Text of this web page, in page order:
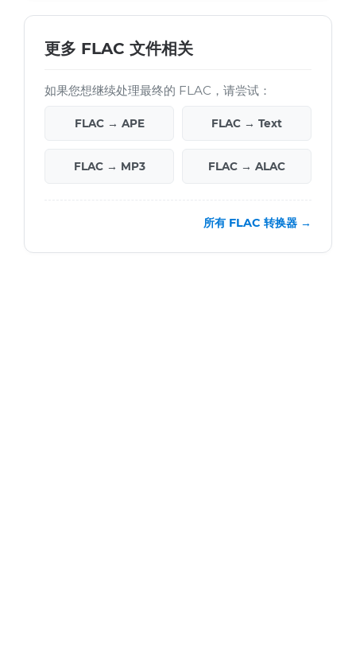
更多 FLAC 文件相关
如果您想继续处理最终的 FLAC，请尝试：
FLAC → APE FLAC → Text
FLAC → MP3 FLAC → ALAC
所有 FLAC 转换器 →